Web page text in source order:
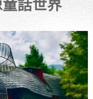
話世界